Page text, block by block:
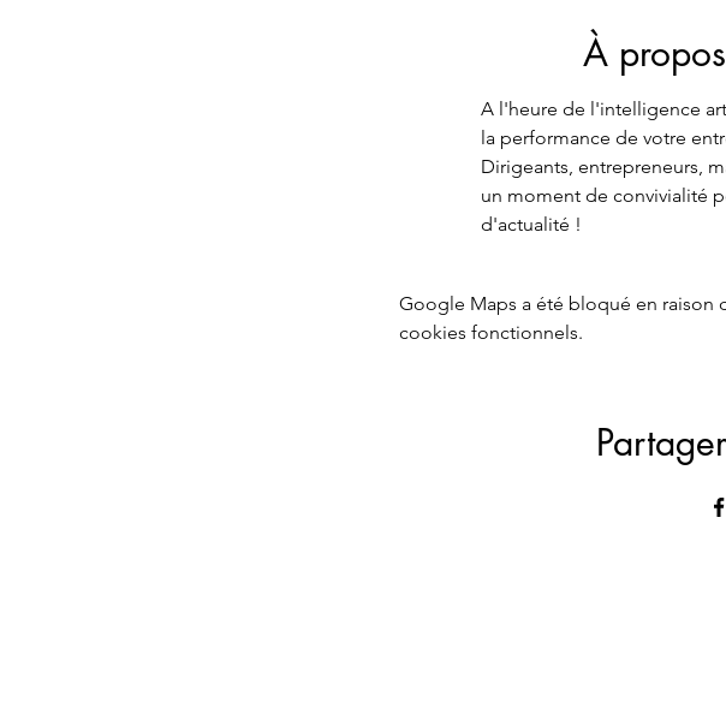
À
A l'heure de l'intelligence
la performance de votre
Dirigeants, entrepreneurs,
un moment de convivialité
d'actualité !
Google Maps a été bloqué en raison
cookies fonctionnels.